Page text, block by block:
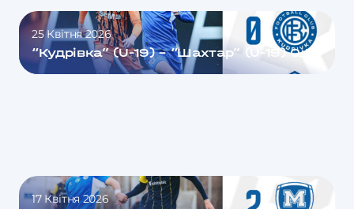
25 Квітня 2026
“Кудрівка” (U-19) – “Шахтар” (U-19) 0:3
17 Квітня 2026